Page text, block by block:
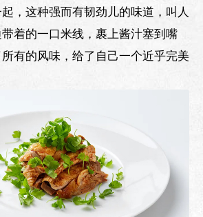
，这种强而有韧劲儿的味道，叫人
着的一口米线，裹上酱汁塞到嘴
有的风味，给了自己一个近乎完美